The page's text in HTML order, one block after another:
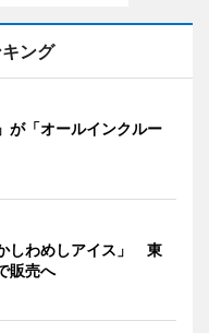
ング
が「オールインクルー
しわめしアイス」 東
販売へ